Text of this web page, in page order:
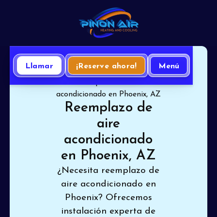
Llamar ¡Reserve ahora! Menú
Inicio
Aire Acondicionado
acondicionado en Phoenix, AZ
Reemplazo de
aire
acondicionado
en Phoenix, AZ
¿Necesita reemplazo de
aire acondicionado en
Phoenix? Ofrecemos
instalación experta de